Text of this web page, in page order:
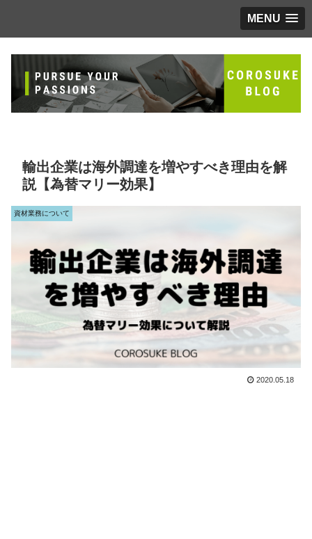
MENU
輸出企業は海外調達を増やすべき理由を解
説【為替マリー効果】
資材業務について
2020.05.18